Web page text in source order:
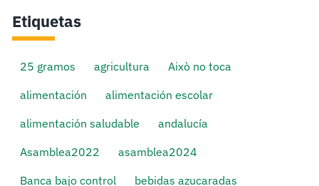
Etiquetas
25 gramos agricultura
Això no toca
alimentación
alimentación escolar
alimentación saludable
andalucía
Asamblea2022
asamblea2024
Banca bajo control
bebidas azucaradas